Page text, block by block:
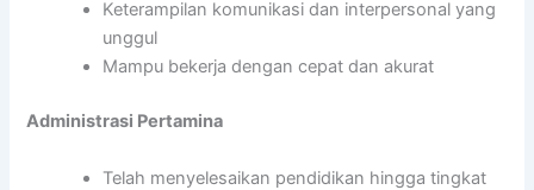
Keterampilan komunikasi dan interpersonal yang
unggul
Mampu bekerja dengan cepat dan akurat
Administrasi Pertamina
Telah menyelesaikan pendidikan hingga tingkat